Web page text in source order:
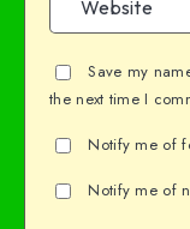
Save my
the next time I
Notify me of
Notify me of